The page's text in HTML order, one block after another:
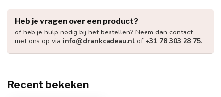
Heb je vragen over een product?
of heb je hulp nodig bij het bestellen? Neem dan contact
met ons op via info@drankcadeau.nl of +31 78 303 28 75.
Recent bekeken